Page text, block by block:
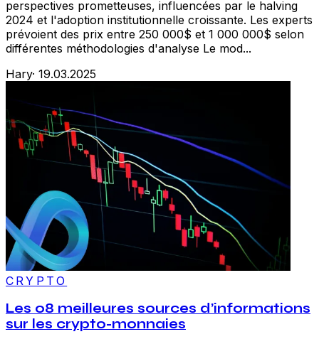
perspectives prometteuses, influencées par le halving
2024 et l'adoption institutionnelle croissante. Les experts
prévoient des prix entre 250 000$ et 1 000 000$ selon
différentes méthodologies d'analyse Le mod...
Hary· 19.03.2025
CRYPTO
Les 08 meilleures sources d’informations
sur les crypto-monnaies